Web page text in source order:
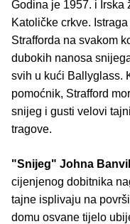
Godina je 1957. i Irska
Katoličke crkve.
Strafforda na svakom
dubokih nanosa
svih u kući Ballyglass.
pomoćnik, Strafford
snijeg i gusti velovi
tragove.
"Snijeg" Johna
cijenjenog dobitnika
tajne isplivaju na
domu osvane tijelo